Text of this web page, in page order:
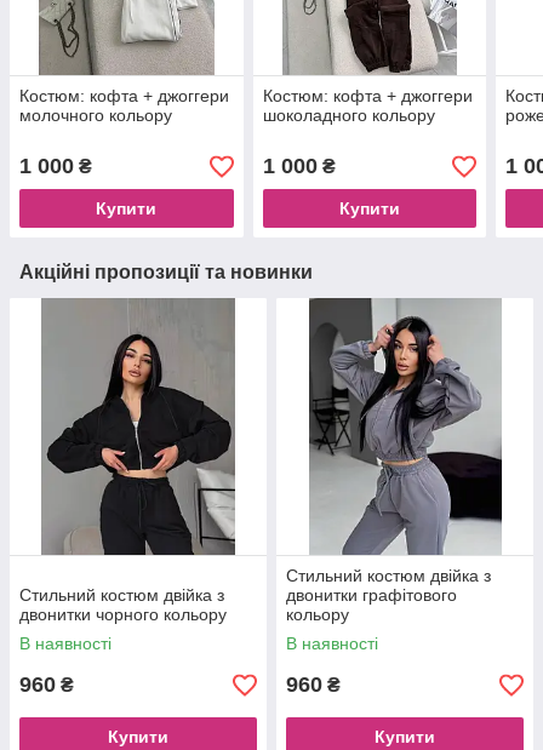
Костюм: кофта + джоггери
молочного кольору
1 000 ₴
Купити
Костюм: кофта + джоггери
шоколадного кольору
1 000₴
Купити
1
Акційні пропозиції та новинки
Стильний костюм двійка з
двонитки чорного кольору
В наявності
960 ₴
Купити
Стильний костюм двійка з
двонитки графітового
кольору
В наявності
960 ₴
Купити